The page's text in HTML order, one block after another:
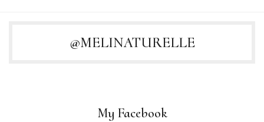
@MELINATURELLE
My Facebook